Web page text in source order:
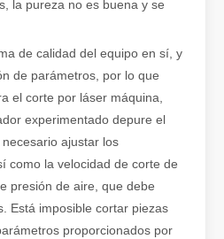
¿Es una buena elección? ¿Qué tan fuerte es la soldadura láser?
la pureza no es buena y se
de calidad del equipo en sí, y
de parámetros, por lo que
el corte por láser máquina,
experimentado depure el
ajustar los
como la velocidad de corte de
presión de aire, que debe
Está imposible cortar piezas
proporcionados por